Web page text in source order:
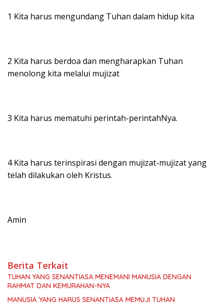
1 Kita harus mengundang Tuhan dalam hidup kita
2 Kita harus berdoa dan mengharapkan Tuhan
menolong kita melalui mujizat
3 Kita harus mematuhi perintah-perintahNya.
4 Kita harus terinspirasi dengan mujizat-mujizat yang
telah dilakukan oleh Kristus.
Amin
Berita Terkait
TUHAN YANG SENANTIASA MENEMANI MANUSIA DENGAN
RAHMAT DAN KEMURAHAN-NYA
MANUSIA YANG HARUS SENANTIASA MEMUJI TUHAN